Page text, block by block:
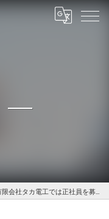
会社タカ電工では正社員を募集しています！